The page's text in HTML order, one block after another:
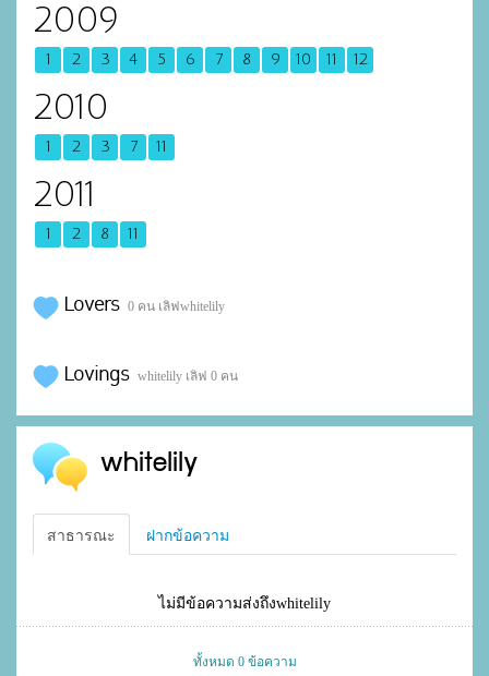
2009
1 2 3 4 5 6 7 8 9 10 11 12
2010
1 2 3 7 11
2011
1 2 8 11
Lovers 0 คน เลิฟwhitelily
Lovings whitelily เลิฟ 0 คน
whitelily
สาธารณะ ฝากข้อความ
ไม่มีข้อความส่งถึงwhitelily
ทั้งหมด 0 ข้อความ